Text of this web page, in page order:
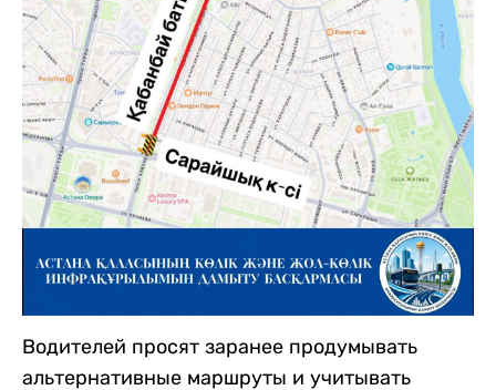
Водителей просят заранее продумывать
альтернативные маршруты и учитывать